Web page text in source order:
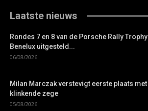
Laatste nieuws
Rondes 7 en 8 van de Porsche Rally Trophy
Benelux uitgesteld...
06/08/2026
Milan Marczak verstevigt eerste plaats met
klinkende zege
05/08/2026